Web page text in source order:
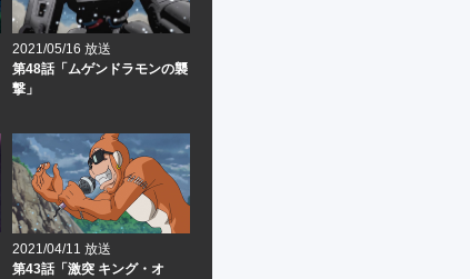
2021/05/16 放送
第48話「ムゲンドラモンの襲
撃」
2021/04/11 放送
第43話「激突 キング・オ